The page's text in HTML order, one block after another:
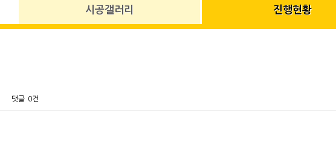
시공갤러리 진행현황
댓글 0건